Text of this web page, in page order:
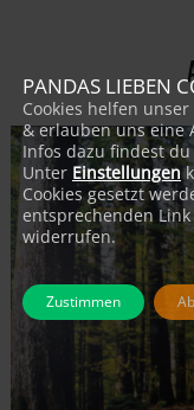
PANDAS LIEBEN
Cookies helfen
& erlauben uns eine
Infos dazu findest
Unter Einstellungen
Cookies gesetzt
entsprechenden
widerrufen.
Zustimmen